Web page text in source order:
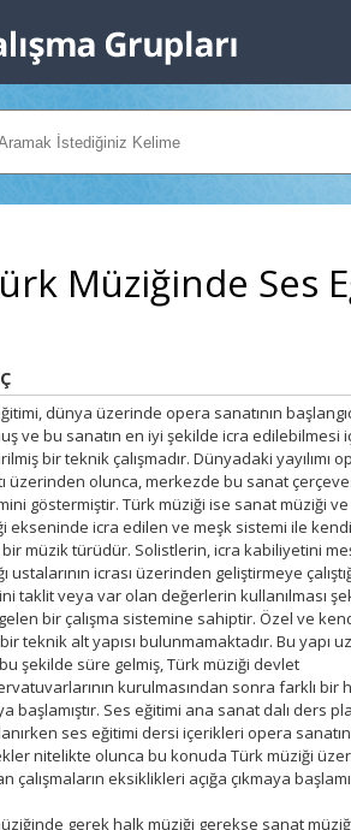
Müziğinde Ses
dünya üzerinde opera sanatının
ve bu sanatın en iyi şekilde icra edilebilmesi
bir teknik çalışmadır. Dünyadaki yayılımı
üzerinden olunca, merkezde bu sanat
göstermiştir. Türk müziği ise sanat müziği
ekseninde icra edilen ve meşk sistemi ile
müzik türüdür. Solistlerin, icra kabiliyetini
ustalarının icrası üzerinden geliştirmeye
taklit veya var olan değerlerin kullanılması
bir çalışma sistemine sahiptir. Özel ve
teknik alt yapısı bulunmamaktadır. Bu yapı
şekilde süre gelmiş, Türk müziği devlet
kurulmasından sonra farklı bir
başlamıştır. Ses eğitimi ana sanat dalı ders
ses eğitimi dersi içerikleri opera
nitelikte olunca bu konuda Türk müziği
çalışmaların eksiklikleri açığa çıkmaya
gerek halk müziği gerekse sanat